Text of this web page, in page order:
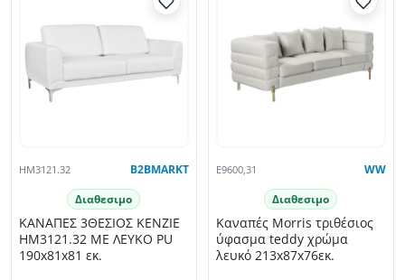
HM3121.32 B2BMARKT
Διαθεσιμο
ΚΑΝΑΠΕΣ 3ΘΕΣΙΟΣ KENZIE
HM3121.32 ΜΕ ΛΕΥΚΟ PU
190x81x81 εκ.
E9600,31 WW
Διαθεσιμο
Καναπές Morris τριθέσιος
ύφασμα teddy χρώμα
λευκό 213x87x76εκ.